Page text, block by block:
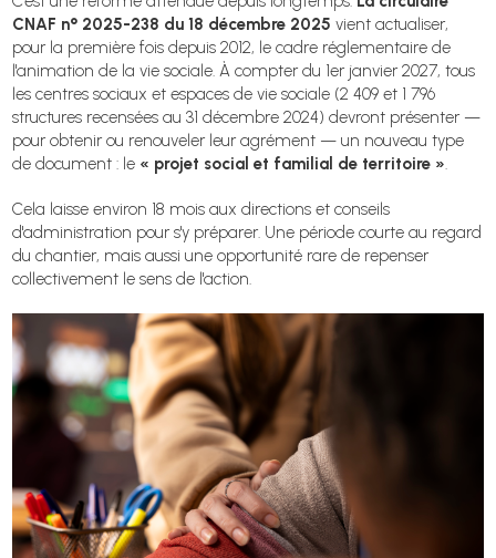
CNAF n° 2025-238 du 18 décembre 2025 vient actualiser,
pour la première fois depuis 2012, le cadre réglementaire de
l'animation de la vie sociale. À compter du 1er janvier 2027, tous
les centres sociaux et espaces de vie sociale (2 409 et 1 796
structures recensées au 31 décembre 2024) devront présenter —
pour obtenir ou renouveler leur agrément — un nouveau type
de document : le « projet social et familial de territoire ».
Cela laisse environ 18 mois aux directions et conseils
d'administration pour s'y préparer. Une période courte au regard
du chantier, mais aussi une opportunité rare de repenser
collectivement le sens de l'action.